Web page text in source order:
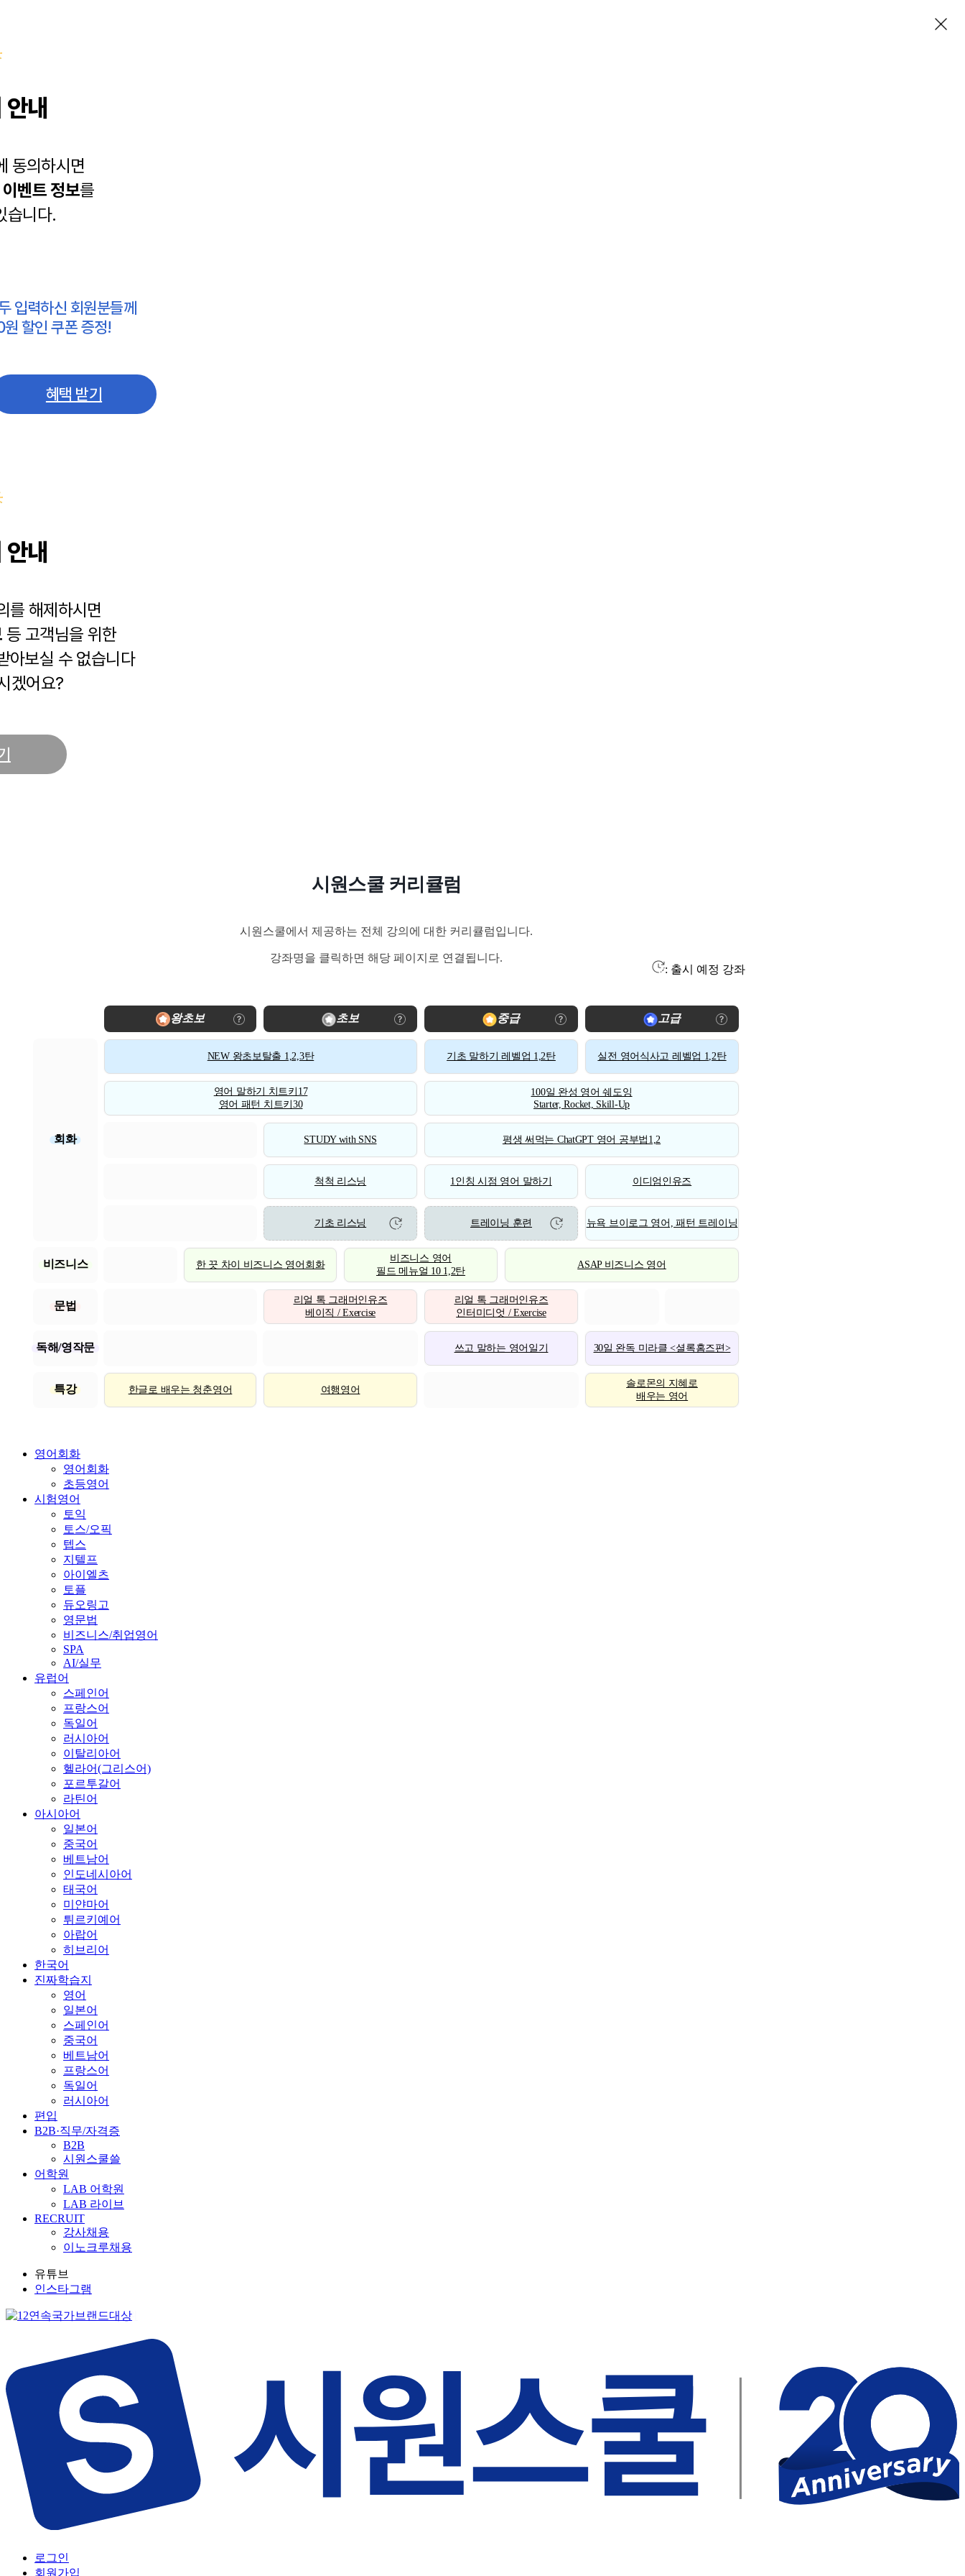
내
동의하시면
이벤트 정보를
습니다.
입력하신 회원분들께
할인 쿠폰 증정!
혜택 받기
내
를 해제하시면
등 고객님을 위한
아보실 수 없습니다
겠어요?
시원스쿨 커리큘럼
시원스쿨에서 제공하는 전체 강의에 대한 커리큘럼입니다.
강좌명을 클릭하면 해당 페이지로 연결됩니다.
: 출시 예정 강좌
왕초보 초보 중급 고급
회화
NEW 왕초보탈출 1,2,3탄 기초 말하기 레벨업 1,2탄 실전 영어식사고 레벨업 1,2탄
영어 말하기 치트키17
영어 패턴 치트키30
100일 완성 영어 쉐도잉
Starter, Rocket, Skill-Up
STUDY with SNS 평생 써먹는 ChatGPT 영어 공부법1,2
척척 리스닝 1인칭 시점 영어 말하기 이디엄인유즈
기초 리스닝 트레이닝 훈련 뉴욕 브이로그 영어, 패턴 트레이닝
비즈니스 한 끗 차이 비즈니스 영어회화
비즈니스 영어
필드 메뉴얼 10 1,2탄
ASAP 비즈니스 영어
문법
리얼 톡 그래머인유즈
베이직 / Exercise
리얼 톡 그래머인유즈
인터미디엇 / Exercise
독해/영작문 쓰고 말하는 영어일기 30일 완독 미라클 <셜록홈즈편>
특강 한글로 배우는 청춘영어 여행영어
솔로몬의 지혜로
배우는 영어
영어회화
영어회화
초등영어
시험영어
토익
토스/오픽
텝스
지텔프
아이엘츠
토플
듀오링고
영문법
비즈니스/취업영어
SPA
AI/실무
유럽어
스페인어
프랑스어
독일어
러시아어
이탈리아어
헬라어(그리스어)
포르투갈어
라틴어
아시아어
일본어
중국어
베트남어
인도네시아어
태국어
미얀마어
튀르키예어
아랍어
히브리어
한국어
진짜학습지
영어
일본어
스페인어
중국어
베트남어
프랑스어
독일어
러시아어
편입
B2B·직무/자격증
B2B
시원스쿨쓸
어학원
LAB 어학원
LAB 라이브
RECRUIT
강사채용
이노크루채용
유튜브
인스타그램
로그인
회원가입